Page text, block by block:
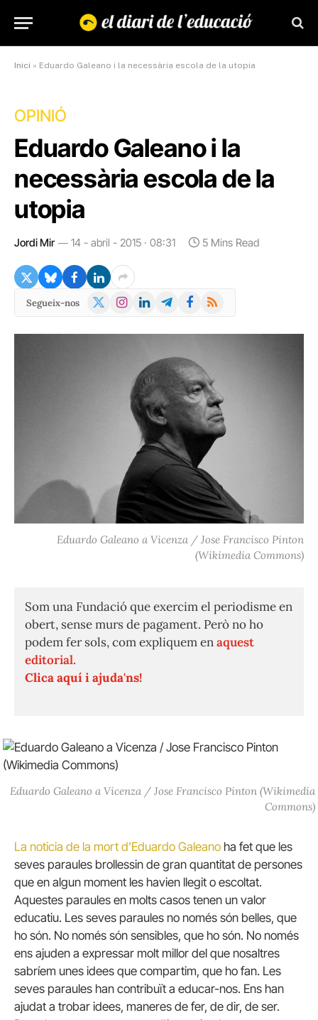
Inici » Eduardo Galeano i la necessària escola de la utopia
OPINIÓ
Eduardo Galeano i la
necessària escola de la
utopia
Jordi Mir 14 - abril - 2015 · 08:31 5 Mins Read
Segueix-nos
X
Instagram
LinkedInTelegramFacebook
RSS
Eduardo Galeano a Vicenza / Jose Francisco Pinton
(Wikimedia Commons)
Som una Fundació que exercim el periodisme en
obert, sense murs de pagament. Però no ho
podem fer sols, com expliquem enaquest
editorial.
Clica aquí i ajuda'ns!
Eduardo Galeano a Vicenza / Jose Francisco Pinton (Wikimedia
Commons)
La noticia de la mort d’Eduardo Galeano ha fet que les
seves paraules brollessin de gran quantitat de persones
que en algun moment les havien llegit o escoltat.
Aquestes paraules en molts casos tenen un valor
educatiu. Les seves paraules no només són belles, que
ho són. No només són sensibles, que ho són. No només
ens ajuden a expressar molt millor del que nosaltres
sabríem unes idees que compartim, que ho fan. Les
seves paraules han contribuït a educar-nos. Ens han
ajudat a trobar idees, maneres de fer, de dir, de ser.